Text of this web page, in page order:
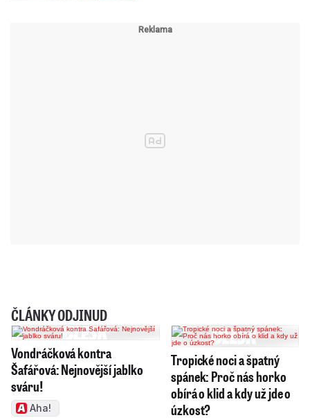
ČLÁNKY ODJINUD
Vondráčková kontra
Šafářová: Nejnovější jablko
sváru!
Aha!
Tropické noci a špatný
spánek: Proč nás horko
obírá o klid a kdy už jde o
úzkost?